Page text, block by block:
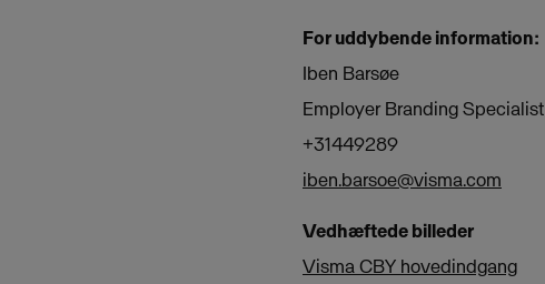
For uddybende information:
Iben Barsøe
Employer Branding Specialist
+31449289
iben.barsoe@visma.com
Vedhæftede billeder
Visma CBY hovedindgang